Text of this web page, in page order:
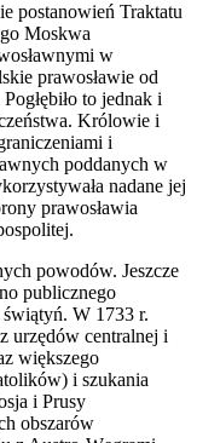
postanowień Traktatu
Moskwa
w
prawosławie od
to jednak i
Królowie i
i
poddanych w
nadane jej
prawosławia
powodów. Jeszcze
publicznego
W 1733 r.
urzędów centralnej i
większego
i szukania
i Prusy
obszarów